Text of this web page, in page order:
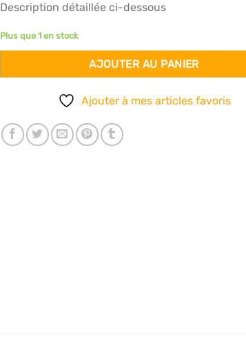
Description détaillée ci-dessous
Plus que 1 en stock
AJOUTER AU PANIER
Ajouter à mes articles favoris